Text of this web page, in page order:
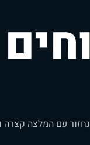
עם המלצה קצרה